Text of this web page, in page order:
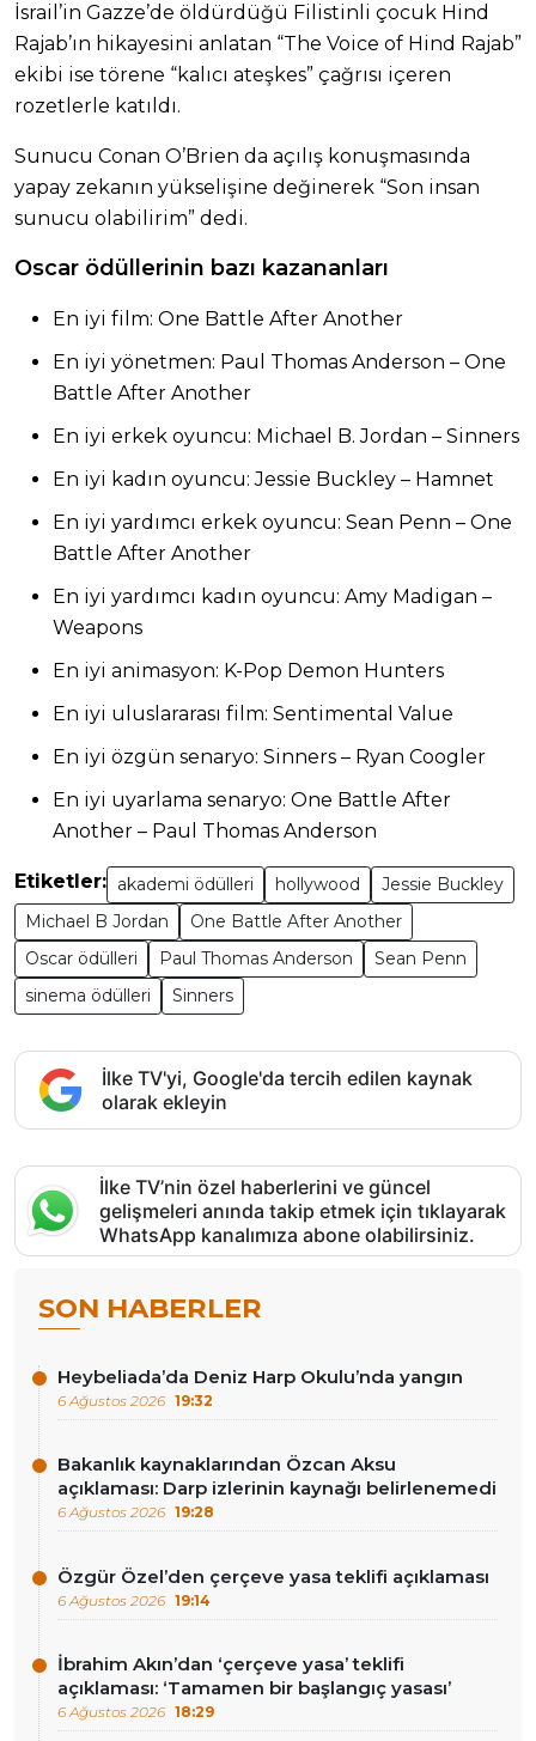
İsrail’in Gazze’de öldürdüğü Filistinli çocuk Hind
Rajab’ın hikayesini anlatan “The Voice of Hind Rajab”
ekibi ise törene “kalıcı ateşkes” çağrısı içeren
rozetlerle katıldı.
Sunucu Conan O’Brien da açılış konuşmasında
yapay zekanın yükselişine değinerek “Son insan
sunucu olabilirim” dedi.
Oscar ödüllerinin bazı kazananları
En iyi film: One Battle After Another
En iyi yönetmen: Paul Thomas Anderson – One
Battle After Another
En iyi erkek oyuncu: Michael B. Jordan – Sinners
En iyi kadın oyuncu: Jessie Buckley – Hamnet
En iyi yardımcı erkek oyuncu: Sean Penn – One
Battle After Another
En iyi yardımcı kadın oyuncu: Amy Madigan –
Weapons
En iyi animasyon: K-Pop Demon Hunters
En iyi uluslararası film: Sentimental Value
En iyi özgün senaryo: Sinners – Ryan Coogler
En iyi uyarlama senaryo: One Battle After
Another – Paul Thomas Anderson
Etiketler: akademi ödülleri hollywood
Jessie Buckley
Michael B Jordan
One Battle After Another
Oscar ödülleri
Paul Thomas Anderson
Sean Penn
sinema ödülleri
Sinners
İlke TV'yi, Google'da tercih edilen kaynak
olarak ekleyin
İlke TV’nin özel haberlerini ve güncel
gelişmeleri anında takip etmek için tıklayarak
WhatsApp kanalımıza abone olabilirsiniz.
SON HABERLER
Heybeliada’da Deniz Harp Okulu’nda yangın
6 Ağustos 2026 19:32
Bakanlık kaynaklarından Özcan Aksu
açıklaması: Darp izlerinin kaynağı belirlenemedi
6 Ağustos 2026 19:28
Özgür Özel’den çerçeve yasa teklifi açıklaması
6 Ağustos 2026 19:14
İbrahim Akın’dan ‘çerçeve yasa’ teklifi
açıklaması: ‘Tamamen bir başlangıç yasası’
6 Ağustos 2026 18:29